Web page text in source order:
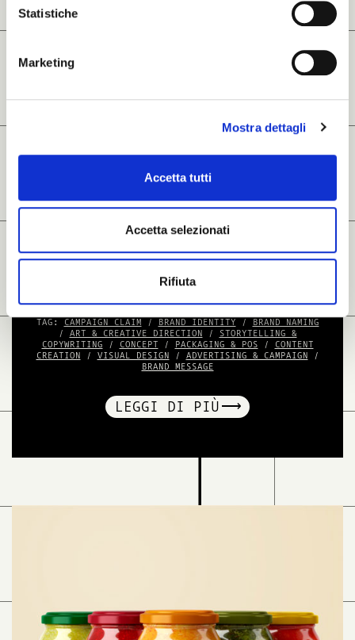
Statistiche
Marketing
Mostra dettagli
Accetta tutti
Accetta selezionati
Rifiuta
PUNTO DI PARTENZA PER UN BRAND DI
SUCCESSO
TAG: CAMPAIGN CLAIM / BRAND IDENTITY /
BRAND NAMING
/ ART & CREATIVE DIRECTION /
STORYTELLING &
COPYWRITING / CONCEPT / PACKAGING & POS /
CONTENT
CREATION / VISUAL DESIGN / ADVERTISING & CAMPAIGN /
BRAND MESSAGE
LEGGI DI PIÙ